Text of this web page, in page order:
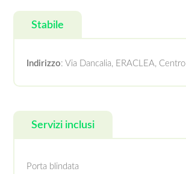
Stabile
Indirizzo: Via Dancalia, ERACLEA, Centro
Servizi inclusi
Porta blindata